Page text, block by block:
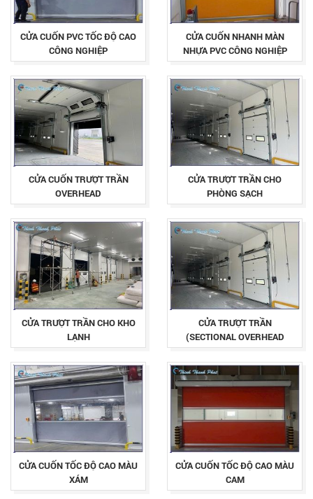
CỬA CUỐN PVC TỐC ĐỘ CAO
CÔNG NGHIỆP
CỬA CUỐN NHANH MÀN
NHỰA PVC CÔNG NGHIỆP
CỬA CUỐN TRƯỢT TRẦN
OVERHEAD
CỬA TRƯỢT TRẦN CHO
PHÒNG SẠCH
CỬA TRƯỢT TRẦN CHO KHO
LẠNH
CỬA TRƯỢT TRẦN
(SECTIONAL OVERHEAD
DOOR)
CỬA CUỐN TỐC ĐỘ CAO MÀU
XÁM
CỬA CUỐN TỐC ĐỘ CAO MÀU
CAM